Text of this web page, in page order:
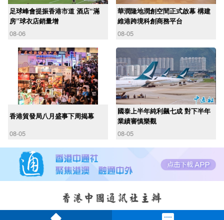
足球峰會提振香港市道 酒店“滿
房”球衣店銷量增
08-06
華潤隆地潤創空間正式啟幕 構建
維港跨境科創商務平台
08-05
香港貿發局八月盛事下周揭幕
08-05
國泰上半年純利飆七成 對下半年
業績審慎樂觀
08-05